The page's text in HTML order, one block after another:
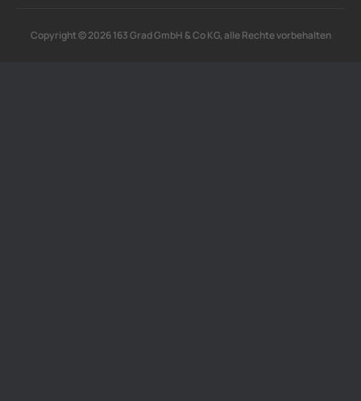
Copyright © 2026 163 Grad GmbH & Co KG, alle Rechte vorbehalten